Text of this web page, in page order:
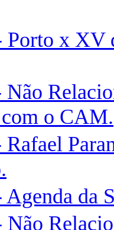
Porto x XV
Não
o CAM.
Rafael
Agenda da
Não